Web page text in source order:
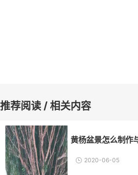
推荐阅读 / 相关内容
黄杨盆景怎么制作
2020-06-05